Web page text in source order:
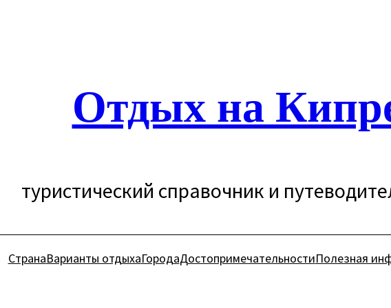
Отдых на
туристический справочник и
СтранаВарианты отдыхаГородаДостопримечательностиПолезная